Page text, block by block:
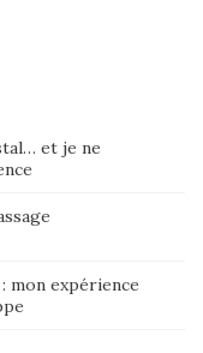
et je ne
mon expérience